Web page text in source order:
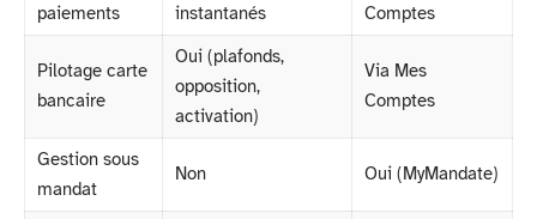
paiements
instantanés
Comptes
Pilotage carte
bancaire
Oui (plafonds,
opposition,
activation)
Via Mes
Comptes
Gestion sous
mandat
Non Oui (MyMandate)